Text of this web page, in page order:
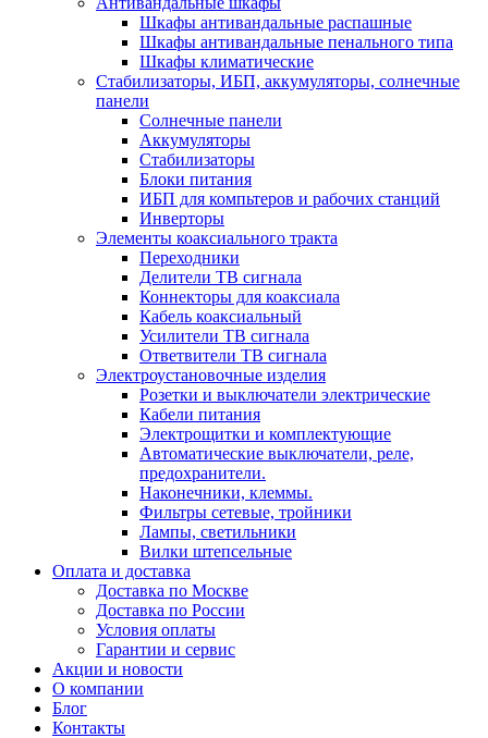
Шкафы антивандальные распашные
Шкафы антивандальные пенального типа
Шкафы климатические
Стабилизаторы, ИБП, аккумуляторы, солнечные
панели
Солнечные панели
Аккумуляторы
Стабилизаторы
Блоки питания
ИБП для компьтеров и рабочих станций
Инверторы
Элементы коаксиального тракта
Переходники
Делители ТВ сигнала
Коннекторы для коаксиала
Кабель коаксиальный
Усилители ТВ сигнала
Ответвители ТВ сигнала
Электроустановочные изделия
Розетки и выключатели электрические
Кабели питания
Электрощитки и комплектующие
Автоматические выключатели, реле,
предохранители.
Наконечники, клеммы.
Фильтры сетевые, тройники
Лампы, светильники
Вилки штепсельные
Оплата и доставка
Доставка по Москве
Доставка по России
Условия оплаты
Гарантии и сервис
Акции и новости
О компании
Блог
Контакты